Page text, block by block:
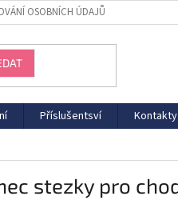
OSOBNÍCH ÚDAJŮ
Příslušentsví
Kontakty
stezky pro